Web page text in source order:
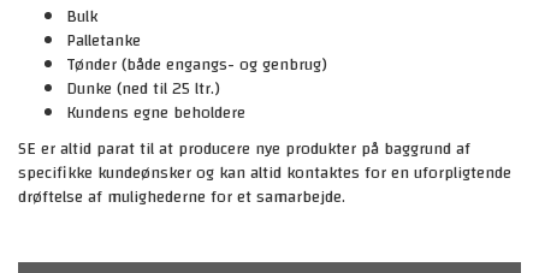
Bulk
Palletanke
Tønder (både engangs- og genbrug)
Dunke (ned til 25 ltr.)
Kundens egne beholdere
SE er altid parat til at producere nye produkter på baggrund af
specifikke kundeønsker og kan altid kontaktes for en uforpligtende
drøftelse af mulighederne for et samarbejde.